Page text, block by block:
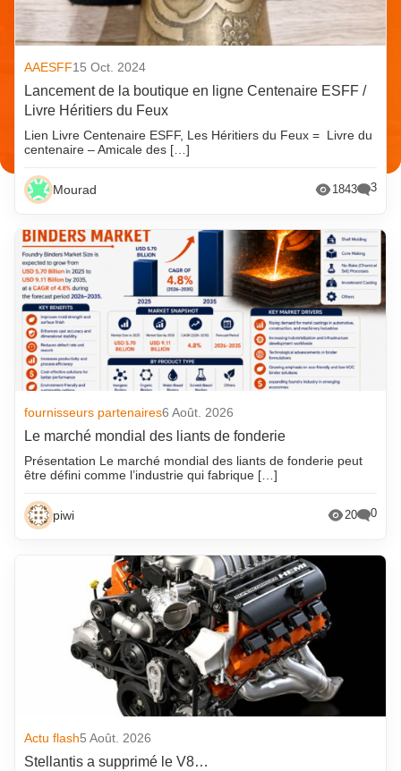
AAESFF15 Oct. 2024
Lancement de la boutique en ligne Centenaire ESFF /
Livre Héritiers du Feux
Lien Livre Centenaire ESFF, Les Héritiers du Feux = Livre du
centenaire – Amicale des […]
Mourad 1843 3
fournisseurs partenaires6 Août. 2026
Le marché mondial des liants de fonderie
Présentation Le marché mondial des liants de fonderie peut
être défini comme l’industrie qui fabrique […]
piwi 20 0
Actu flash5 Août. 2026
Stellantis a supprimé le V8…